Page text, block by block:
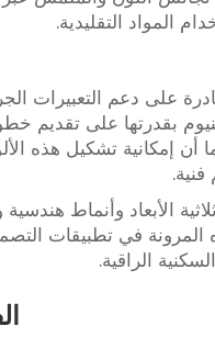
المواد التقليدية.
على دعم التعبيرات
بقدرتها على
إمكانية تشكيل هذه
الأبعاد وأنماط
في تطبيقات
الراقية.